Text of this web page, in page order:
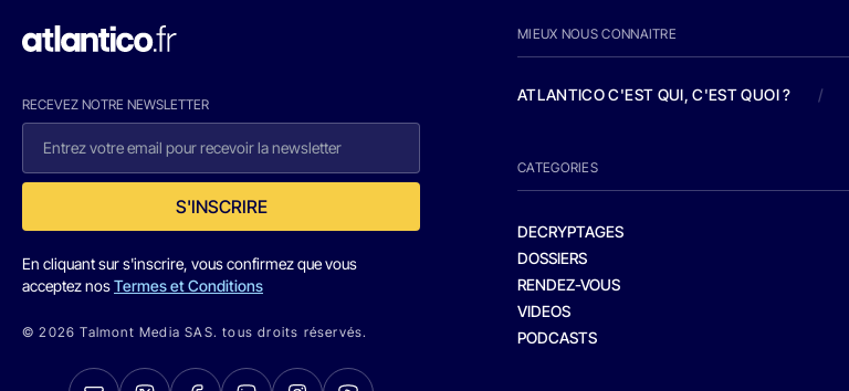
RECEVEZ NOTRE NEWSLETTER
S'INSCRIRE
En cliquant sur s'inscrire, vous confirmez que vous
acceptez nosTermes et Conditions
© 2026 Talmont Media SAS. tous droits réservés.
MIEUX NOUS CONNAITRE
ATLANTICO C'EST QUI, C'EST QUOI ? /
CATEGORIES
DECRYPTAGES
DOSSIERS
RENDEZ-VOUS
VIDEOS
PODCASTS